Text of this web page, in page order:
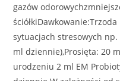
gazów
sytuacjach stresowych
ml dziennie),Prosięta: 20
urodzeniu 2 ml EM